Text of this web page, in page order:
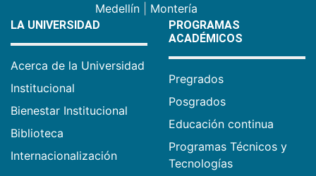
Medellín
Montería
LA UNIVERSIDAD
Acerca de la Universidad
Institucional
Bienestar Institucional
Biblioteca
Internacionalización
PROGRAMAS
ACADÉMICOS
Pregrados
Posgrados
Educación continua
Programas Técnicos y
Tecnologías